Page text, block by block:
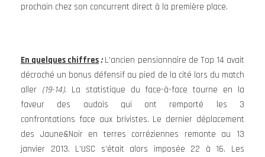
prochain chez son concurrent direct à la première place.
En quelques chiffres:L’ancien pensionnaire de Top 14 avait
décroché un bonus défensif au pied de la cité lors du match
aller (19-14). La statistique du face-à-face tourne en la
faveur des audois qui ont remporté les 3
confrontations face aux brivistes. Le dernier déplacement
des Jaune&Noir en terres corréziennes remonte au 13
janvier 2013. L’USC s’était alors imposée 22 à 16. Les